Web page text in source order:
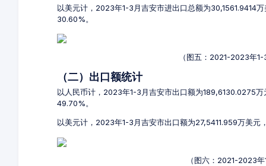
以美元计，2023年1-3月吉安市进出口总额为30,1561.9414
30.60%。
（图五：2021-2023年
（二）出口额统计
以人民币计，2023年1-3月吉安市出口额为189,6130.0275
49.70%。
以美元计，2023年1-3月吉安市出口额为27,5411.959万美
（图六：2021-2023